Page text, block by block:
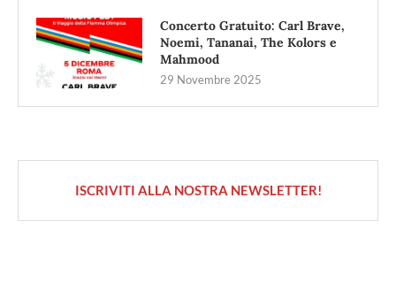
Concerto Gratuito: Carl Brave,
Noemi, Tananai, The Kolors e
Mahmood
29 Novembre 2025
ISCRIVITI ALLA NOSTRA NEWSLETTER!